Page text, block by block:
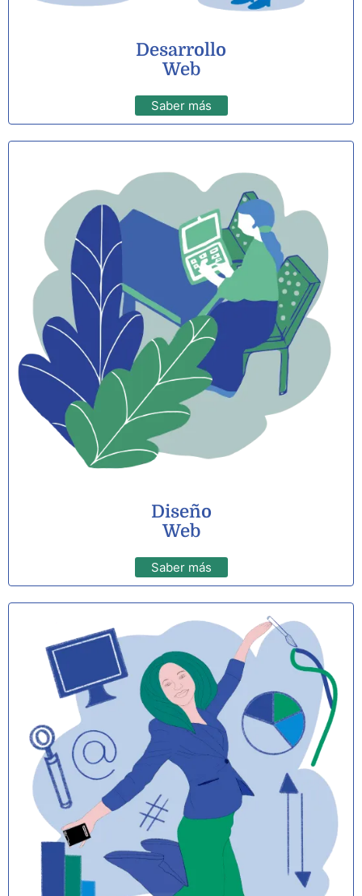
Desarrollo
Web
Saber más
Diseño
Web
Saber más